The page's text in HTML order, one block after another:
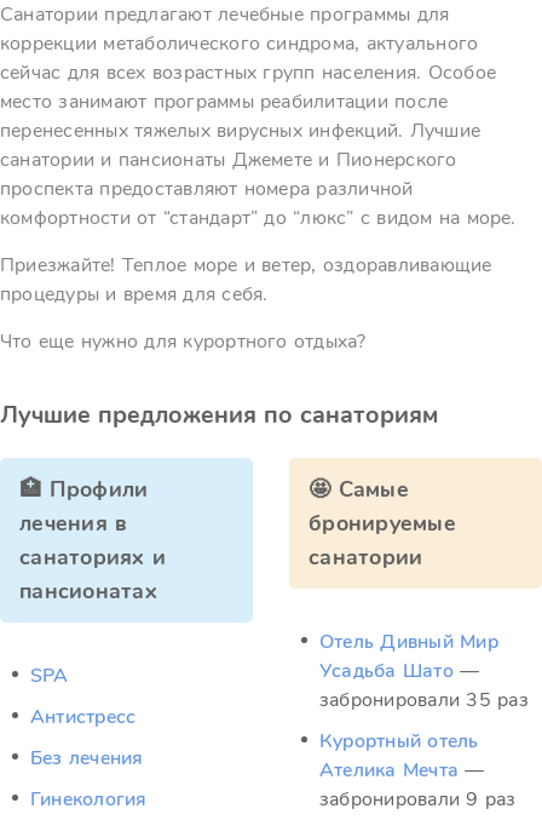
Санатории предлагают лечебные программы для
коррекции метаболического синдрома, актуального
сейчас для всех возрастных групп населения. Особое
место занимают программы реабилитации после
перенесенных тяжелых вирусных инфекций. Лучшие
санатории и пансионаты Джемете и Пионерского
проспекта предоставляют номера различной
комфортности от “стандарт” до “люкс” с видом на море.
Приезжайте! Теплое море и ветер, оздоравливающие
процедуры и время для себя.
Что еще нужно для курортного отдыха?
Лучшие предложения по санаториям
🏥 Профили
лечения в
санаториях и
пансионатах
SPA
Антистресс
Без лечения
Гинекология
🤩 Самые
бронируемые
санатории
Отель Дивный Мир
Усадьба Шато —
забронировали 35 раз
Курортный отель
Ателика Мечта —
забронировали 9 раз